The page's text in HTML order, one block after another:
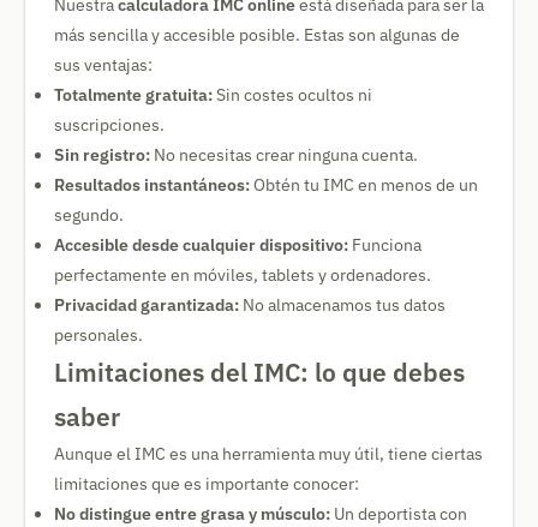
Nuestracalculadora IMC onlineestá diseñada para ser la
más sencilla y accesible posible. Estas son algunas de
sus ventajas:
Totalmente gratuita:Sin costes ocultos ni
suscripciones.
Sin registro: No necesitas crear ninguna cuenta.
Resultados instantáneos:Obtén tu IMC en menos de un
segundo.
Accesible desde cualquier dispositivo: Funciona
perfectamente en móviles, tablets y ordenadores.
Privacidad garantizada: No almacenamos tus datos
personales.
Limitaciones del IMC: lo que debes
saber
Aunque el IMC es una herramienta muy útil, tiene ciertas
limitaciones que es importante conocer:
No distingue entre grasa y músculo: Un deportista con